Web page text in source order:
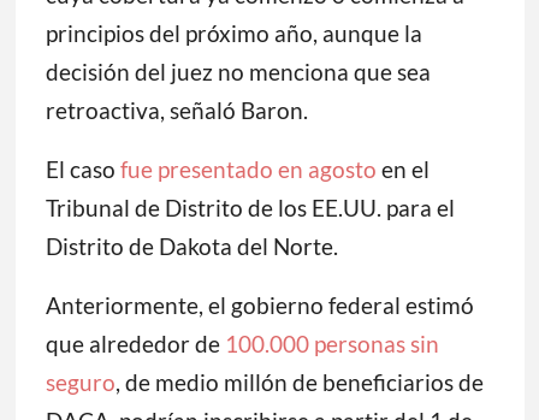
principios del próximo año, aunque la
decisión del juez no menciona que sea
retroactiva, señaló Baron.
El caso fue presentado en agosto en el
Tribunal de Distrito de los EE.UU. para el
Distrito de Dakota del Norte.
Anteriormente, el gobierno federal estimó
que alrededor de 100.000 personas sin
seguro, de medio millón de beneficiarios de